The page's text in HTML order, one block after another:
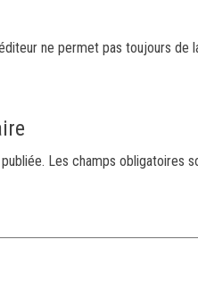
ne permet pas toujours de
Les champs obligatoires